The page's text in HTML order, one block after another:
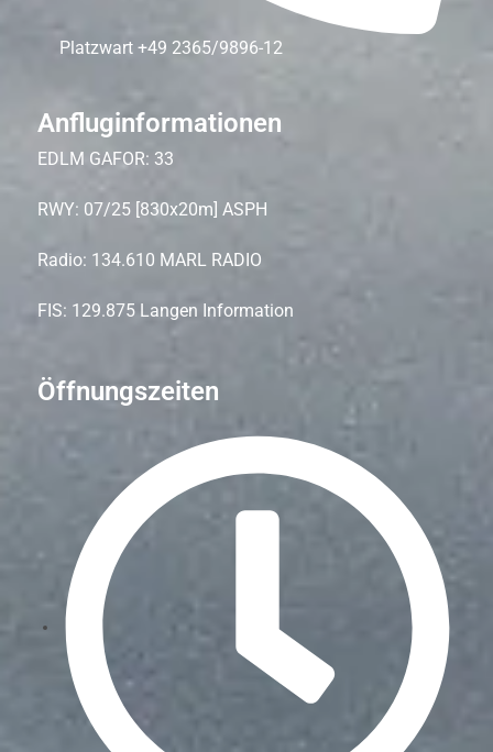
Platzwart +49 2365/9896-12
Anfluginformationen
EDLM GAFOR: 33
RWY: 07/25 [830x20m] ASPH
Radio: 134.610 MARL RADIO
FIS: 129.875 Langen Information
Öffnungszeiten